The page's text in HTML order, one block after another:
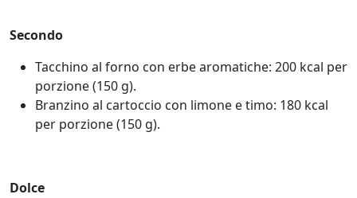
Secondo
Tacchino al forno con erbe aromatiche: 200 kcal per
porzione (150 g).
Branzino al cartoccio con limone e timo: 180 kcal
per porzione (150 g).
Dolce